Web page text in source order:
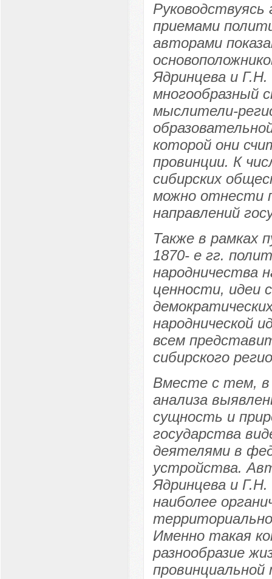
приемами
авторами
Ядринцева и
многообразный
мыслители-
которой они
провинции. К
сибирских
можно отнести
направлений
Также в рамках
1870- е гг.
народничества
ценности, идеи
народнической
всем
сибирского
Вместе с тем, в
анализа
сущность и
государства
деятелями в
устройства.
Ядринцева и
наиболее
Именно такая
разнообразие